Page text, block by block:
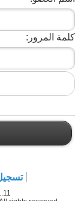
كلمة المرور: